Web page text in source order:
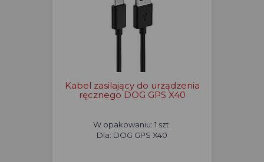
Kabel zasilający do urządzenia
ręcznego DOG GPS X40
W opakowaniu: 1 szt.
Dla: DOG GPS X40